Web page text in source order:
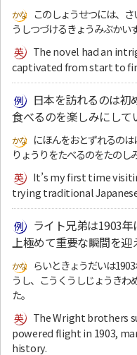
このしょうせつには、
うしつづけるきょうみぶかい
The novel had an
captivated from start to
日本を訪れるのは初
食べるのを楽しみにして
にほんをおとずれるの
りょうりをたべるのをたのし
It’s my first time
trying traditional
ライト兄弟は1903
上極めて重要な瞬間を迎
らいときょうだいは
うし、こうくうしじょうきわ
た。
The Wright brothers
powered flight in 1903,
history.